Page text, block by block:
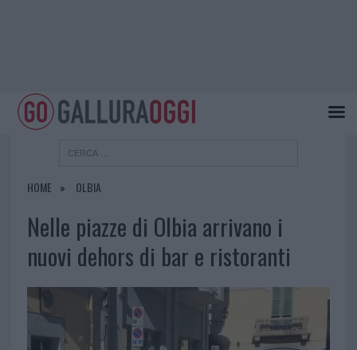
HOME OLBIA
Nelle piazze di Olbia arrivano i
nuovi dehors di bar e ristoranti